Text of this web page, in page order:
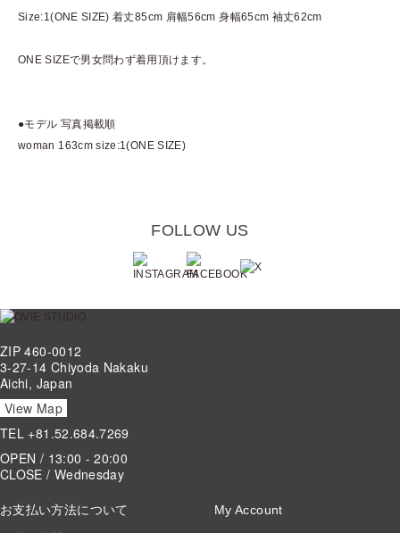
Size:1(ONE SIZE) 着丈85cm 肩幅56cm 身幅65cm 袖丈62cm
ONE SIZEで男女問わず着用頂けます。
●モデル 写真掲載順
woman 163cm size:1(ONE SIZE)
FOLLOW US
ZIP 460-0012
3-27-14 Chiyoda Nakaku
Aichi, Japan
View Map
TEL +81.52.684.7269
OPEN / 13:00 - 20:00
CLOSE / Wednesday
お支払い方法について
My Account